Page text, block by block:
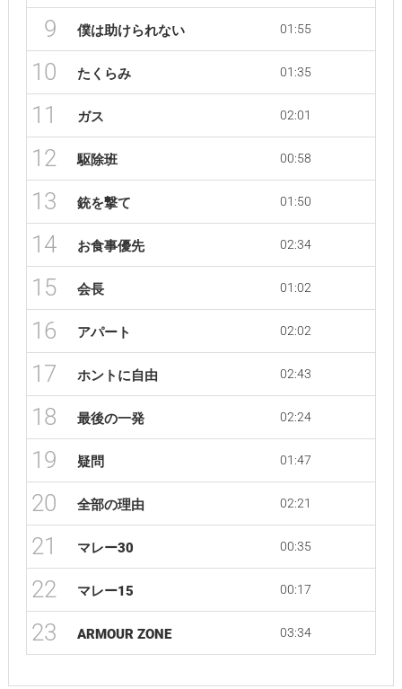
9 僕は助けられない 01:55
10 たくらみ 01:35
11 ガス 02:01
12 駆除班 00:58
13 銃を撃て 01:50
14 お食事優先 02:34
15 会長 01:02
16 アパート 02:02
17 ホントに自由 02:43
18 最後の一発 02:24
19 疑問 01:47
20 全部の理由 02:21
21 マレー30 00:35
22 マレー15 00:17
23 ARMOUR ZONE 03:34